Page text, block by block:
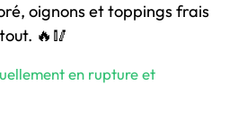
oignons et toppings frais
🔥🥢
en rupture et